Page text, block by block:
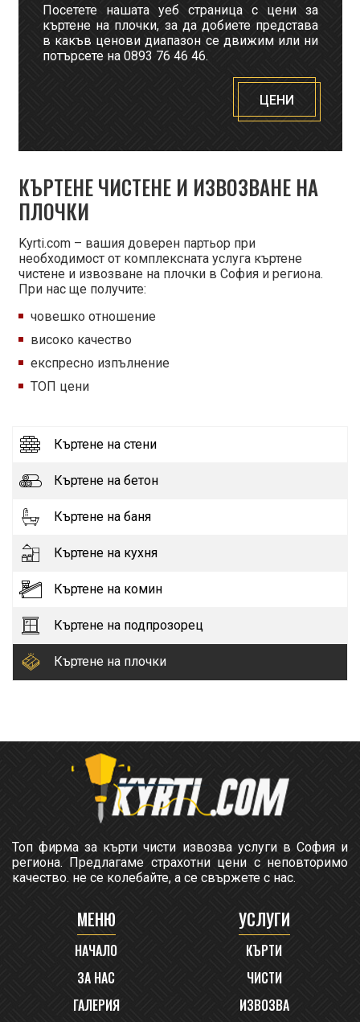
Къртене на стени
Къртене на бетон
Къртене на баня
Къртене на кухня
Къртене на комин
Къртене на подпрозорец
Къртене на плочки
Посетете нашата уеб страница с цени за
къртене на плочки, за да добиете представа
в какъв ценови диапазон се движим или ни
потърсете на 0893 76 46 46.
ЦЕНИ
КЪРТЕНЕ ЧИСТЕНЕ И ИЗВОЗВАНЕ НА
ПЛОЧКИ
Kyrti.com – вашия доверен партьор при
необходимост от комплексната услуга къртене
чистене и извозване на плочки в София и региона.
При нас ще получите:
човешко отношение
високо качество
експресно изпълнение
ТОП цени
Топ фирма за кърти чисти извозва услуги в София и
региона. Предлагаме страхотни цени с неповторимо
качество. не се колебайте, а се свържете с нас.
МЕНЮ
НАЧАЛО
ЗА НАС
ГАЛЕРИЯ
УСЛУГИ
КЪРТИ
ЧИСТИ
ИЗВОЗВА